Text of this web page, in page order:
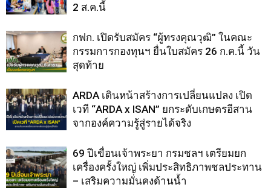
2 ส.ค.นี้
กฟก. เปิดรับสมัคร “ผู้ทรงคุณวุฒิ” ในคณะ
กรรมการกองทุนฯ ยื่นใบสมัคร 26 ก.ค.นี้ วัน
สุดท้าย
ARDA เดินหน้าสร้างการเปลี่ยนแปลง เปิด
เวที “ARDA x ISAN” ยกระดับเกษตรอีสาน
จากองค์ความรู้สู่รายได้จริง
69 ปีเขื่อนเจ้าพระยา กรมชลฯ เตรียมยก
เครื่องครั้งใหญ่ เพิ่มประสิทธิภาพชลประทาน
– เสริมความมั่นคงด้านน้ำ